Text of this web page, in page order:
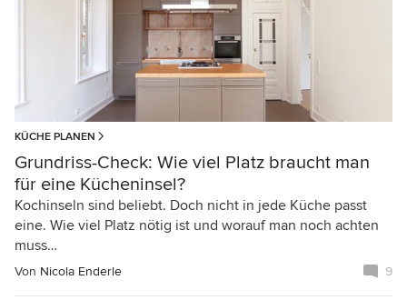
KÜCHE PLANEN
Grundriss-Check: Wie viel Platz braucht man
für eine Kücheninsel?
Kochinseln sind beliebt. Doch nicht in jede Küche passt
eine. Wie viel Platz nötig ist und worauf man noch achten
muss…
Von Nicola Enderle 9